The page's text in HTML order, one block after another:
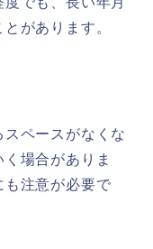
があります。
ペースがなくな
場合がありま
も注意が必要で